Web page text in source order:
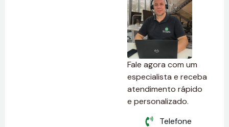
Fale agora com um
especialista e receba
atendimento rápido
e personalizado.
Telefone